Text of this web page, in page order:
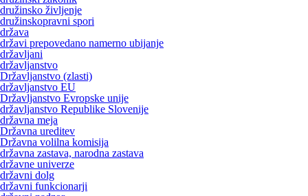
družinsko življenje
družinskopravni spori
država
državi prepovedano namerno ubijanje
državljani
državljanstvo
Državljanstvo (zlasti)
državljanstvo EU
Državljanstvo Evropske unije
državljanstvo Republike Slovenije
državna meja
Državna ureditev
Državna volilna komisija
državna zastava, narodna zastava
državne univerze
državni dolg
državni funkcionarji